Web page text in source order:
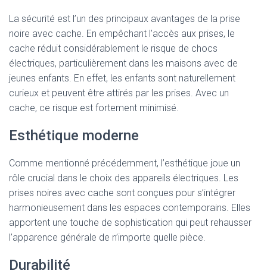
La sécurité est l’un des principaux avantages de la prise
noire avec cache. En empêchant l’accès aux prises, le
cache réduit considérablement le risque de chocs
électriques, particulièrement dans les maisons avec de
jeunes enfants. En effet, les enfants sont naturellement
curieux et peuvent être attirés par les prises. Avec un
cache, ce risque est fortement minimisé.
Esthétique moderne
Comme mentionné précédemment, l’esthétique joue un
rôle crucial dans le choix des appareils électriques. Les
prises noires avec cache sont conçues pour s’intégrer
harmonieusement dans les espaces contemporains. Elles
apportent une touche de sophistication qui peut rehausser
l’apparence générale de n’importe quelle pièce.
Durabilité